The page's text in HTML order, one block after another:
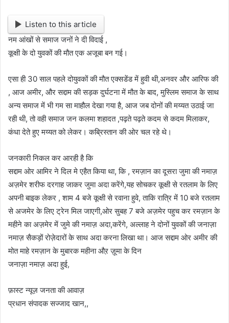
Listen to this article
नम आंखों से समाज जनों ने दी विदाई ,
कूक्षी के दो युवकों की मौत एक अजूबा बन गई।
एसा ही 30 साल पहले दोयुवकों की मौत एक्सडेंड में हुवी थी,अनवर और आरिफ की
, आज अमीर, और सद्दाम की सड़क दुर्घटना में मौत के बाद, मुस्लिम समाज के साथ
अन्य समाज में भी गम सा माहौल देखा गया है, आज जब दोनों की मय्यत उठाई जा
रही थी, तो वही समाज जन कलमा शहादत ,पढ़ते पढ़ते कदम से कदम मिलाकर,
कंधा देते हुए मय्यत को लेकर। कब्रिस्तान की ओर चल रहे थे।
जनकारी निकल कर आरही है कि
सद्दाम ओर आमिर ने दिल मे एहैत किया था, कि , रमज़ान का दूसरा जुमा की नमाज़
अज़मेर शरीफ दरगाह जाकर जुमा अदा करेंगे,यह सोचकर कूक्षी से रतलाम के लिए
अपनी बाइक लेकर , शाम 4 बजे कूक्षी से रवाना हुवे, ताकि रात्रि में 10 बजे रतलाम
से अजमेर के लिए ट्रेन मिल जाएगी,ओर सुबह 7 बजे अज़मेर पहुच कर रमज़ान के
महीने का अज़मेर में जुमे की नमाज़ अदा,करेंगे, अल्लाह ने दोनों युवकों की जनाज़ा
नमाज़ सैकड़ों रोज़ेदारों के साथ अदा करना लिखा था। आज सद्दाम ओर अमीर की
मोत माहे रमज़ान के मुबारक महीना औऱ ज़ूमा के दिन
जनाज़ा नमाज़ अदा हुई,
फ़ास्ट न्यूज़ जनता की आवाज़
प्रधान संपादक सज्जाद खान,,